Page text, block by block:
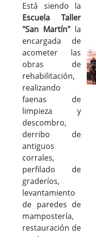
Está siendo la
Escuela Taller
"San Martín" la
encargada de
acometer las
obras de
rehabilitación,
realizando
faenas de
limpieza y
descombro,
derribo de
antiguos
corrales,
perfilado de
graderíos,
levantamiento
de paredes de
mampostería,
restauración de